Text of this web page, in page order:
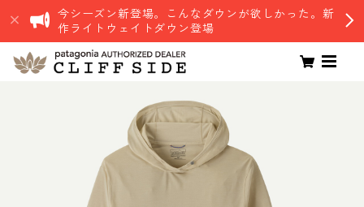
今シーズン新登場。こんなダウンが欲しかった。新
作ライトウェイトダウン登場